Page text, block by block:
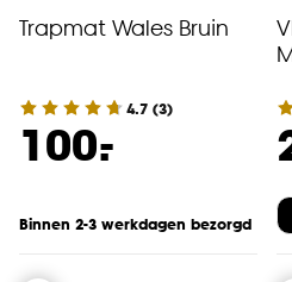
Trapmat Wales Bruin
4.7 (3)
100.
-
Binnen 2-3 werkdagen bezorgd